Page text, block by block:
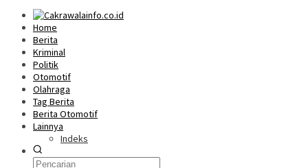
Home
Berita
Kriminal
Politik
Otomotif
Olahraga
Tag Berita
Berita Otomotif
Lainnya
Indeks